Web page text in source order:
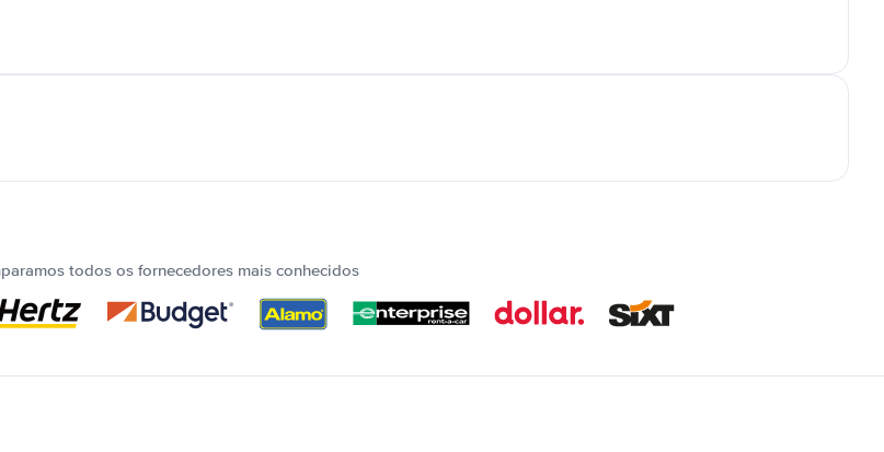
todos os fornecedores mais conhecidos